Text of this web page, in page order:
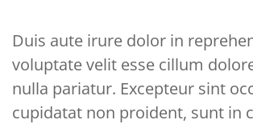
Duis aute irure dolor in
voluptate velit esse cillum
nulla pariatur. Excepteur sint
cupidatat non proident, sunt in